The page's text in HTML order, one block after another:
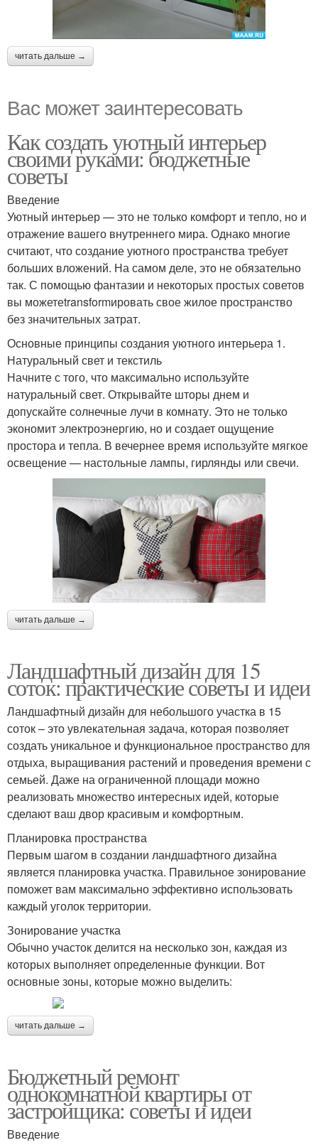
читать дальше →
Вас может заинтересовать
Как создать уютный интерьер
своими руками: бюджетные
советы
Введение
Уютный интерьер — это не только комфорт и тепло, но и
отражение вашего внутреннего мира. Однако многие
считают, что создание уютного пространства требует
больших вложений. На самом деле, это не обязательно
так. С помощью фантазии и некоторых простых советов
вы можетеtransformировать свое жилое пространство
без значительных затрат.
Основные принципы создания уютного интерьера 1.
Натуральный свет и текстиль
Начните с того, что максимально используйте
натуральный свет. Открывайте шторы днем и
допускайте солнечные лучи в комнату. Это не только
экономит электроэнергию, но и создает ощущение
простора и тепла. В вечернее время используйте мягкое
освещение — настольные лампы, гирлянды или свечи.
читать дальше →
Ландшафтный дизайн для 15
соток: практические советы и идеи
Ландшафтный дизайн для небольшого участка в 15
соток – это увлекательная задача, которая позволяет
создать уникальное и функциональное пространство для
отдыха, выращивания растений и проведения времени с
семьей. Даже на ограниченной площади можно
реализовать множество интересных идей, которые
сделают ваш двор красивым и комфортным.
Планировка пространства
Первым шагом в создании ландшафтного дизайна
является планировка участка. Правильное зонирование
поможет вам максимально эффективно использовать
каждый уголок территории.
Зонирование участка
Обычно участок делится на несколько зон, каждая из
которых выполняет определенные функции. Вот
основные зоны, которые можно выделить:
читать дальше →
Бюджетный ремонт
однокомнатной квартиры от
застройщика: советы и идеи
Введение